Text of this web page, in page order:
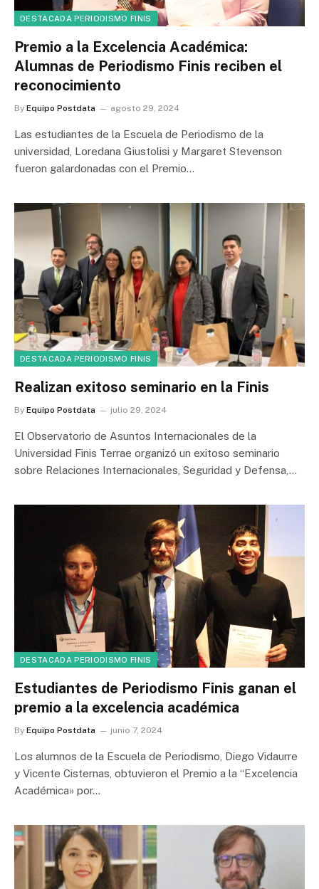
DESTACADA PERIODISMO FINIS
Premio a la Excelencia Académica:
Alumnas de Periodismo Finis reciben el
reconocimiento
By Equipo Postdata agosto 29, 2024
Las estudiantes de la Escuela de Periodismo de la
universidad, Loredana Giustolisi y Margaret Stevenson
fueron galardonadas con el Premio…
DESTACADA PERIODISMO FINIS
Realizan exitoso seminario en la Finis
By Equipo Postdata julio 29, 2024
El Observatorio de Asuntos Internacionales de la
Universidad Finis Terrae organizó un exitoso seminario
sobre Relaciones Internacionales, Seguridad y Defensa,…
DESTACADA PERIODISMO FINIS
Estudiantes de Periodismo Finis ganan el
premio a la excelencia académica
By Equipo Postdata junio 7, 2024
Los alumnos de la Escuela de Periodismo, Diego Vidaurre
y Vicente Cisternas, obtuvieron el Premio a la “Excelencia
Académica» por…